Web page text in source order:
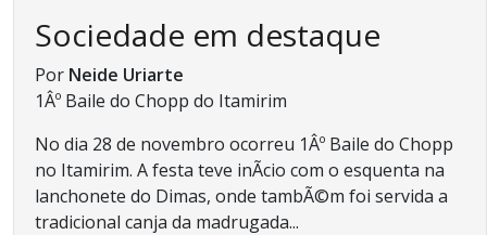
Sociedade em destaque
Por Neide Uriarte
1Âº Baile do Chopp do Itamirim
No dia 28 de novembro ocorreu 1Âº Baile do Chopp
no Itamirim. A festa teve inÃ­cio com o esquenta na
lanchonete do Dimas, onde tambÃ©m foi servida a
tradicional canja da madrugada...